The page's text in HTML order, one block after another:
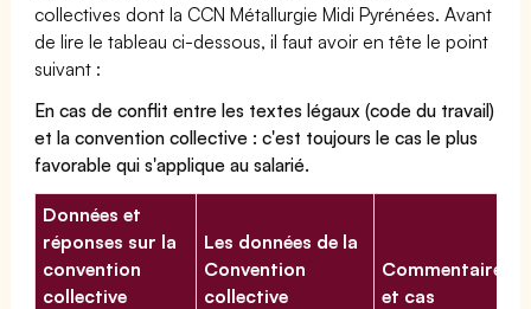
collectives dont la CCN Métallurgie Midi Pyrénées. Avant
de lire le tableau ci-dessous, il faut avoir en tête le point
suivant :
En cas de conflit entre les textes légaux (code du travail)
et la convention collective : c'est toujours le cas le plus
favorable qui s'applique au salarié.
Données et
réponses sur la
convention
collective
Les données de la
Convention
collective
Commentaires
et cas